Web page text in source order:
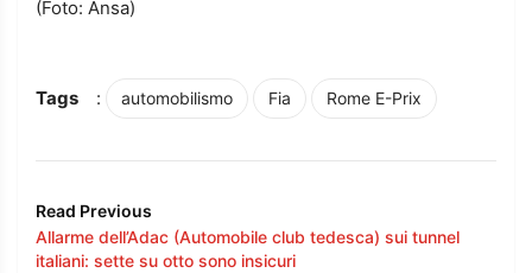
(Foto: Ansa)
Tags : automobilismo Fia Rome E-Prix
Read Previous
Allarme dell’Adac (Automobile club tedesca) sui tunnel
italiani: sette su otto sono insicuri